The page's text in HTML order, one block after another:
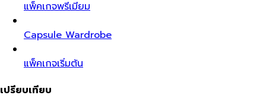
แพ็คเกจพรีเมียม
Capsule Wardrobe
แพ็คเกจเริ่มต้น
เปรียบเทียบ